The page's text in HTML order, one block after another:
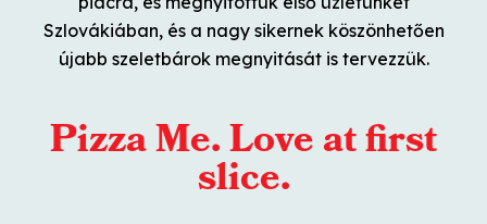
Szlovákiában, és a nagy sikernek köszönhetően
újabb szeletbárok megnyitását is tervezzük.
Pizza Me. Love at first
slice.